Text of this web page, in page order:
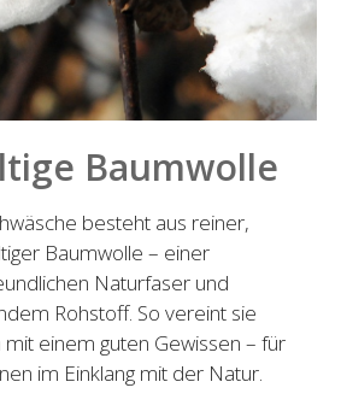
Baumwolle
besteht aus reiner,
Baumwolle – einer
Naturfaser und
Rohstoff. So vereint sie
einem guten Gewissen – für
im Einklang mit der Natur.